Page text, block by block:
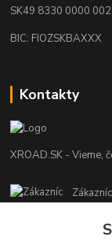
SK49 8330 0000
BIC: FIOZSKBAXXX
Kontakty
XROAD.SK - Vieme,
+421
Po-Pi